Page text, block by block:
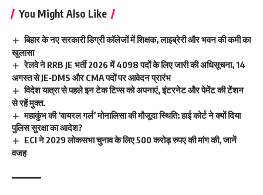
You Might Also Like
बिहार के नए सरकारी डिग्री कॉलेजों में शिक्षक, लाइब्रेरी और भवन की कमी का
खुलासा
रेलवे ने RRB JE भर्ती 2026 में 4098 पदों के लिए जारी की अधिसूचना, 14
अगस्त से JE‑DMS और CMA पदों पर आवेदन प्रारंभ
विदेश यात्रा से पहले इन टेक टिप्स को अपनाएं, इंटरनेट और पेमेंट की टेंशन
से रहें मुक्त.
महाकुंभ की ‘वायरल गर्ल’ मोनालिसा की मौजूदा स्थिति: हाई कोर्ट ने क्यों दिया
पुलिस सुरक्षा का आदेश?
ECI ने 2029 लोकसभा चुनाव के लिए 500 करोड़ रुपए की मांग की, जानें
वजह